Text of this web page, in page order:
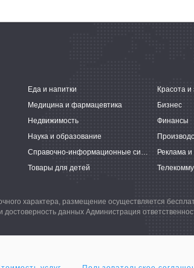
Еда и напитки Красота и
Медицина и фармацевтика Бизнес
Недвижимость Финансы
Наука и образование
Справочно-информационные системы Реклама
Товары для детей
характера, размещение осуществляется
достоверность данных Администрация